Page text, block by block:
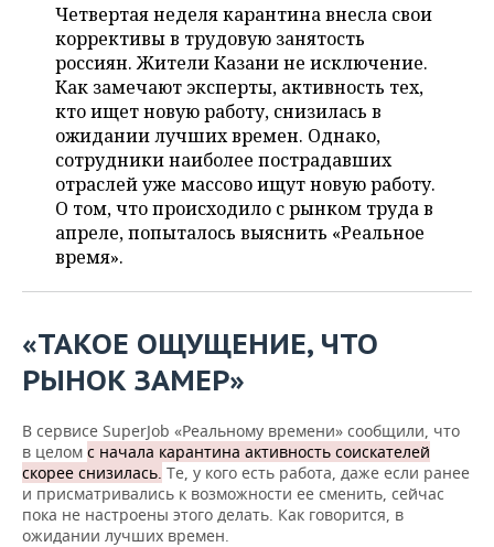
ОТКРЫТАЯ ЛЕКЦИЯ
БАСКЕТБОЛ
ВОЛЕЙБОЛ
КИБЕРСПОРТ
ФИГУРНОЕ КАТАНИЕ
ВОДНЫЕ ВИДЫ СПОРТА
ИНФРАСТРУКТУРА
ИСТОРИЯ
КУЛЬТУРА
МЕДИЦИНА
ОБРАЗОВАНИЕ
СПРАВОЧНИК
СПИСОК ПЕРСОН
СПИСОК КОМПАНИЙ
ПОЛНАЯ ВЕРСИЯ
Четвертая неделя карантина внесла свои
коррективы в трудовую занятость
россиян. Жители Казани не исключение.
Как замечают эксперты, активность тех,
кто ищет новую работу, снизилась в
ожидании лучших времен. Однако,
сотрудники наиболее пострадавших
отраслей уже массово ищут новую работу.
О том, что происходило с рынком труда в
апреле, попыталось выяснить «Реальное
время».
«ТАКОЕ ОЩУЩЕНИЕ, ЧТО
РЫНОК ЗАМЕР»
В сервисе SuperJob «Реальному времени» сообщили, что
в целом с начала карантина активность соискателей
скорее снизилась. Те, у кого есть работа, даже если ранее
и присматривались к возможности ее сменить, сейчас
пока не настроены этого делать. Как говорится, в
ожидании лучших времен.